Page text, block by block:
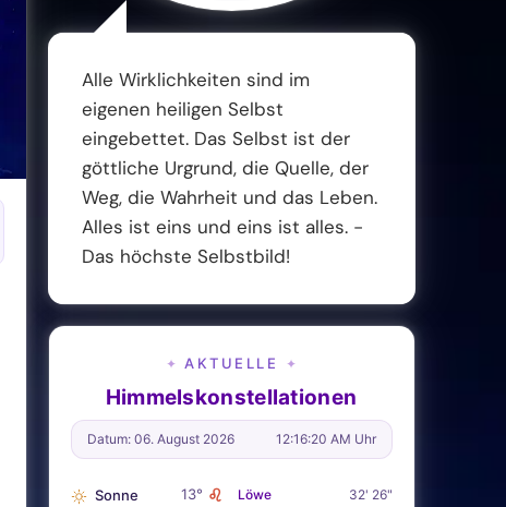
Alle Wirklichkeiten sind im
eigenen heiligen Selbst
eingebettet. Das Selbst ist der
göttliche Urgrund, die Quelle, der
Weg, die Wahrheit und das Leben.
Alles ist eins und eins ist alles. -
Das höchste Selbstbild!
✦ AKTUELLE ✦
Himmelskonstellationen
Datum: 06. August 2026 12:16:21 AM Uhr
Sonne 13° ♌ Löwe 32' 26"